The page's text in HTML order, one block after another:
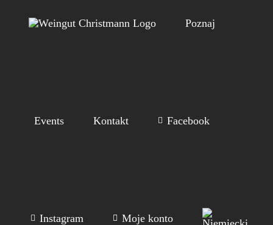
Poznaj
Events Kontakt Facebook
Instagram Moje konto